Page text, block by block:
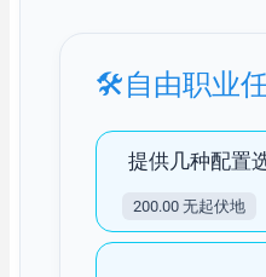
自由职业
提供几种配置
200.00 无起伏地